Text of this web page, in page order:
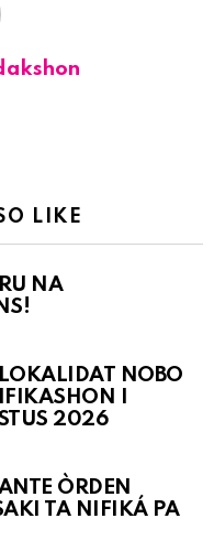
LIKE
NA
NOBO
I
2026
ÒRDEN
TA NIFIKÁ PA